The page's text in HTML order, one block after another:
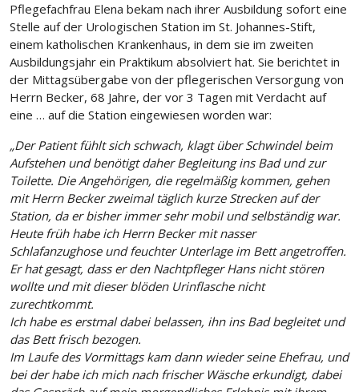
Pflegefachfrau Elena bekam nach ihrer Ausbildung sofort eine
Stelle auf der Urologischen Station im St. Johannes-Stift,
einem katholischen Krankenhaus, in dem sie im zweiten
Ausbildungsjahr ein Praktikum absolviert hat. Sie berichtet in
der Mittagsübergabe von der pflegerischen Versorgung von
Herrn Becker, 68 Jahre, der vor 3 Tagen mit Verdacht auf
eine … auf die Station eingewiesen worden war:
„Der Patient fühlt sich schwach, klagt über Schwindel beim
Aufstehen und benötigt daher Begleitung ins Bad und zur
Toilette. Die Angehörigen, die regelmäßig kommen, gehen
mit Herrn Becker zweimal täglich kurze Strecken auf der
Station, da er bisher immer sehr mobil und selbständig war.
Heute früh habe ich Herrn Becker mit nasser
Schlafanzughose und feuchter Unterlage im Bett angetroffen.
Er hat gesagt, dass er den Nachtpfleger Hans nicht stören
wollte und mit dieser blöden Urinflasche nicht
zurechtkommt.
Ich habe es erstmal dabei belassen, ihn ins Bad begleitet und
das Bett frisch bezogen.
Im Laufe des Vormittags kam dann wieder seine Ehefrau, und
bei der habe ich mich nach frischer Wäsche erkundigt, dabei